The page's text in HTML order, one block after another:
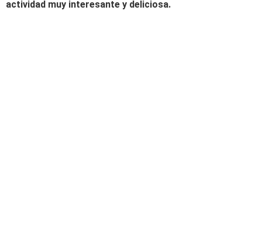
actividad muy interesante y deliciosa.